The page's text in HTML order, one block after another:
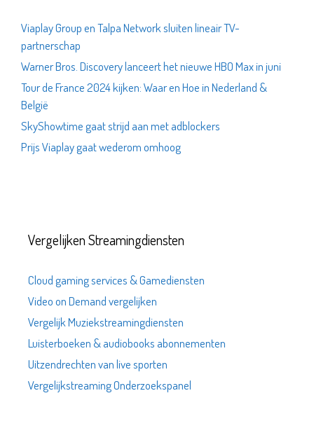
Viaplay Group en Talpa Network sluiten lineair TV-
partnerschap
Warner Bros. Discovery lanceert het nieuwe HBO Max in juni
Tour de France 2024 kijken: Waar en Hoe in Nederland &
België
SkyShowtime gaat strijd aan met adblockers
Prijs Viaplay gaat wederom omhoog
Vergelijken Streamingdiensten
Cloud gaming services & Gamediensten
Video on Demand vergelijken
Vergelijk Muziekstreamingdiensten
Luisterboeken & audiobooks abonnementen
Uitzendrechten van live sporten
Vergelijkstreaming Onderzoekspanel